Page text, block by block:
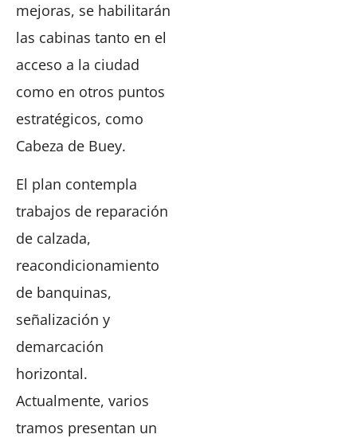
mejoras, se habilitarán
las cabinas tanto en el
acceso a la ciudad
como en otros puntos
estratégicos, como
Cabeza de Buey.
El plan contempla
trabajos de reparación
de calzada,
reacondicionamiento
de banquinas,
señalización y
demarcación
horizontal.
Actualmente, varios
tramos presentan un